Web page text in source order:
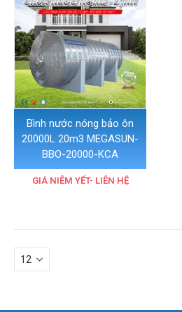
Bình nước nóng bảo ôn
20000L 20m3 MEGASUN-
BBO-20000-KCA
GIÁ NIÊM YẾT- LIÊN HỆ